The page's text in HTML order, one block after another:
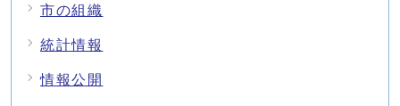
市の組織
統計情報
情報公開